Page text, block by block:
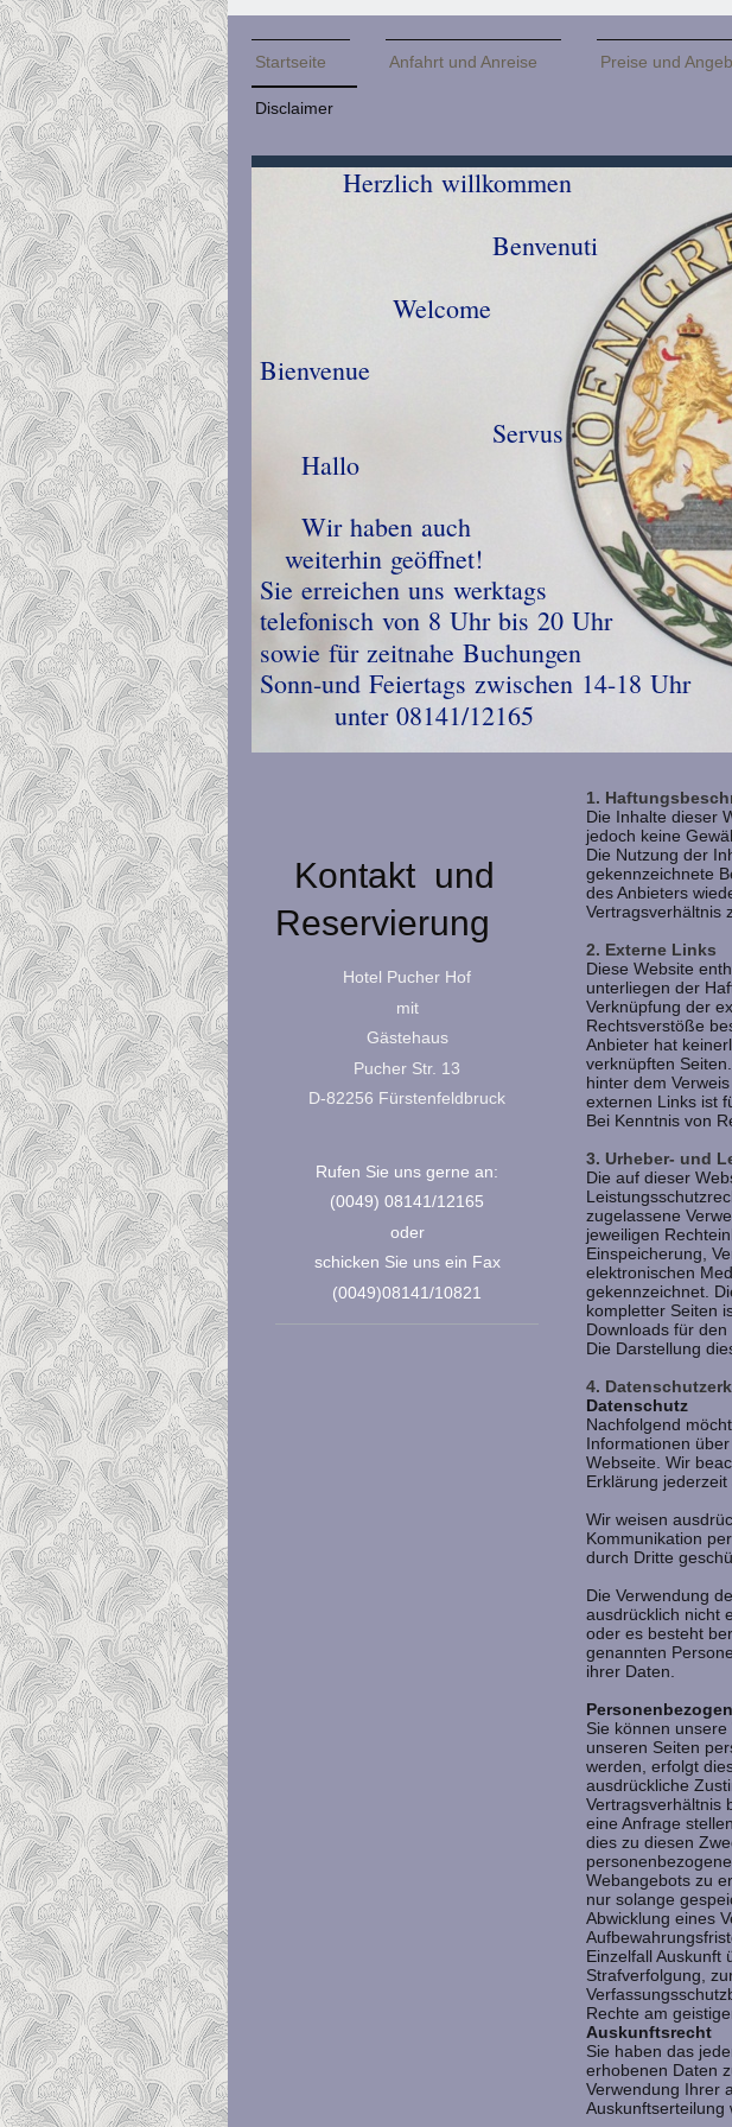
Startseite Anfahrt und Anreise Preise und
Disclaimer
Herzlich
Wir haben auch
Sie
telefonisch von 8 Uhr bis 20 Uhr
Sonn-und
unter
1.
Die Inhalte dieser
jedoch keine
Die Nutzung der
gekennzeichnete
des Anbieters
Vertragsverhältnis
2. Externe Links
Diese Website
unterliegen der
Verknüpfung der
Rechtsverstöße
Anbieter hat
verknüpften
hinter dem
externen Links ist
Bei Kenntnis von
3. Urheber- und
Die auf dieser
zugelassene
jeweiligen
Einspeicherung,
elektronischen
gekennzeichnet.
kompletter Seiten
Downloads für
Die Darstellung
4.
Datenschutz
Nachfolgend
Informationen
Webseite. Wir
Erklärung
Wir weisen
Kommunikation
durch Dritte
Die Verwendung
ausdrücklich nicht
oder es besteht
genannten
ihrer Daten.
Sie können
unseren Seiten
werden, erfolgt
ausdrückliche
Vertragsverhältnis
eine Anfrage
dies zu diesen
Webangebots zu
nur solange
Abwicklung eines
Einzelfall Auskunft
Strafverfolgung,
Rechte am
Auskunftsrecht
Sie haben das
erhobenen Daten
Verwendung Ihrer
Auskunftserteilung
Kontakt und
Reservierung
Hotel Pucher Hof
mit
Gästehaus
Pucher Str. 13
D-82256 Fürstenfeldbruck
Rufen Sie uns gerne an:
(0049) 08141/12165
oder
schicken Sie uns ein Fax
(0049)08141/10821